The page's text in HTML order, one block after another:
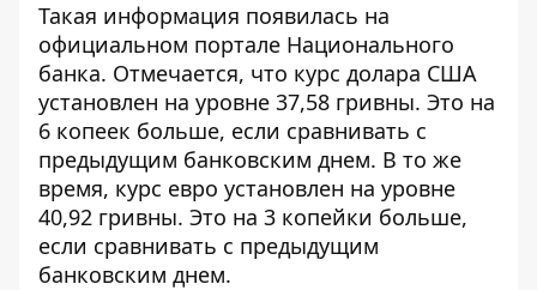
Такая информация появилась на
официальном портале Национального
банка. Отмечается, что курс долара США
установлен на уровне 37,58 гривны. Это на
6 копеек больше, если сравнивать с
предыдущим банковским днем. В то же
время, курс евро установлен на уровне
40,92 гривны. Это на 3 копейки больше,
если сравнивать с предыдущим
банковским днем.